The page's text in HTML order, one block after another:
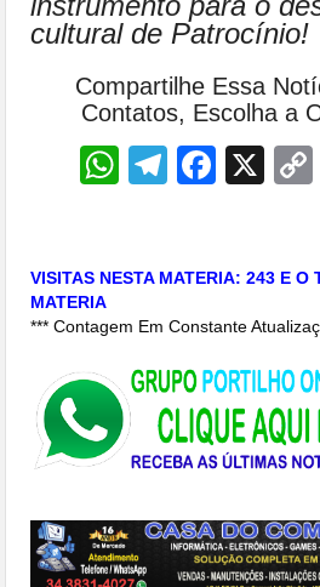
cultural de Patrocínio!
Compartilhe Essa
Contatos, Escolha a
WhatsApp
X
VISITAS NESTA MATERIA: 243 E O
MATERIA
*** Contagem Em Constante